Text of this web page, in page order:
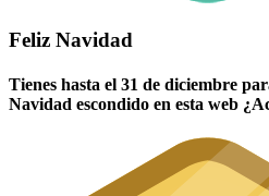
Feliz Navidad
Tienes hasta el 31 de diciembre
Navidad escondido en esta web